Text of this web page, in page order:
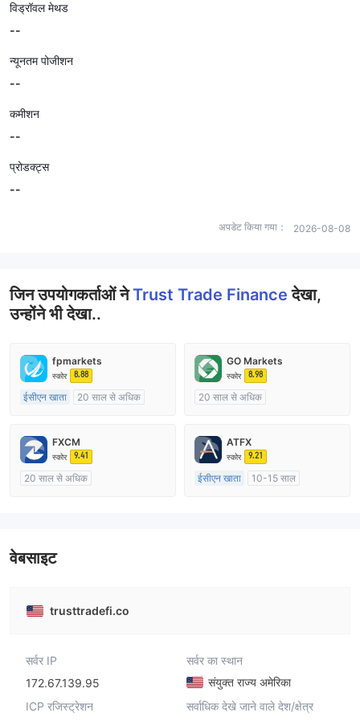
विड्रॉवल मेथड
--
न्यूनतम पोजीशन
--
कमीशन
--
प्रोडक्ट्स
--
अपडेट किया गया： 2026-08-08
जिन उपयोगकर्ताओं नेTrust Trade Financeदेखा,
उन्होंने भी देखा..
fpmarkets
स्कोर 8.88
ईसीएन खाता
20 साल से अधिक
मार्केट मेकिंग (एमएम)
मुख्य-लेबल MT4
GO Markets
स्कोर 8.98
20 साल से अधिक
मार्केट मेकिंग (एमएम)
FXCM
स्कोर 9.41
20 साल से अधिक
ATFX
स्कोर 9.21
ईसीएन खाता
10-15 साल
वेबसाइट
trusttradefi.co
सर्वर IP
172.67.139.95
सर्वर का स्थान
संयुक्त राज्य अमेरिका
ICP रजिस्ट्रेशन
सर्वाधिक देखे जाने वाले देश/क्षेत्र